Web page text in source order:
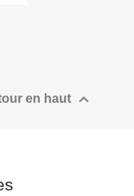
en haut 